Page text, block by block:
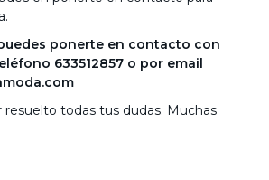
ponerte en contacto con
633512857 o por email
resuelto todas tus dudas. Muchas